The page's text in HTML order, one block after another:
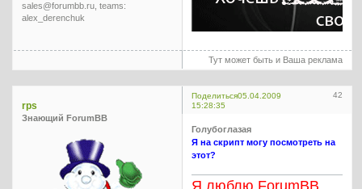
sales@forumbb.ru, teams:
alex_derenchuk
Тут может быть и Ваша реклама
Поделиться 42
05.04.2009
15:28:35
rps
Знающий ForumBB
Голубоглазая
Я на скрипт могу посмотреть на
этот?
Я люблю ForumBB